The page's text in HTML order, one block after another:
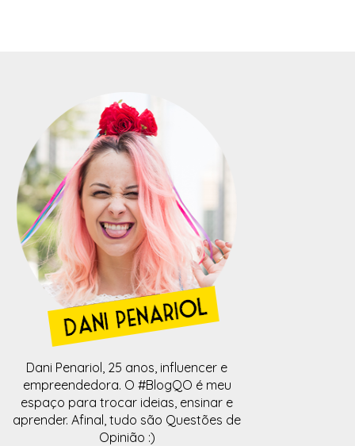
Dani Penariol, 25 anos, influencer e
empreendedora. O #BlogQO é meu
espaço para trocar ideias, ensinar e
aprender. Afinal, tudo são Questões de
Opinião :)